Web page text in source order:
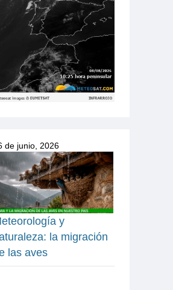
de junio, 2026
y
la migración
las aves